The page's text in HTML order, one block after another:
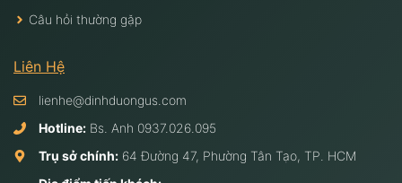
Câu hỏi thường gặp
Liên Hệ
lienhe@dinhduongus.com
Hotline: Bs. Anh 0937.026.095
Trụ sở chính: 64 Đường 47, Phường Tân Tạo, TP. HCM